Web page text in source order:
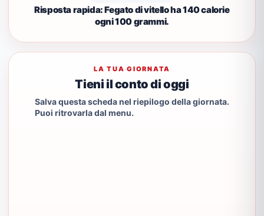
Risposta rapida: Fegato di vitello ha 140 calorie
ogni 100 grammi.
LA TUA GIORNATA
Tieni il conto di oggi
Salva questa scheda nel riepilogo della giornata.
Puoi ritrovarla dal menu.